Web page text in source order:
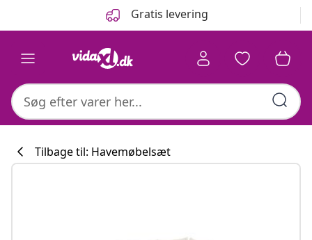
Gratis levering
Tilbage til: Havemøbelsæt